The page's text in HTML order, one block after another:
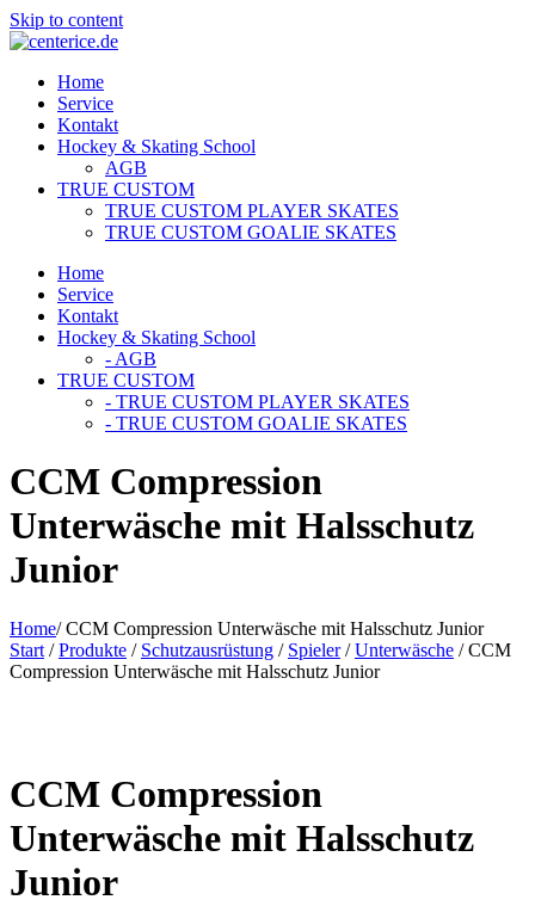
Skip to content
Home
Service
Kontakt
Hockey & Skating School
AGB
TRUE CUSTOM
TRUE CUSTOM PLAYER SKATES
TRUE CUSTOM GOALIE SKATES
Home
Service
Kontakt
Hockey & Skating School
- AGB
TRUE CUSTOM
- TRUE CUSTOM PLAYER SKATES
- TRUE CUSTOM GOALIE SKATES
CCM Compression
Unterwäsche mit Halsschutz
Junior
Home/CCM Compression Unterwäsche mit Halsschutz Junior
Start /Produkte / Schutzausrüstung / Spieler/Unterwäsche / CCM
Compression Unterwäsche mit Halsschutz Junior
CCM Compression
Unterwäsche mit Halsschutz
Junior